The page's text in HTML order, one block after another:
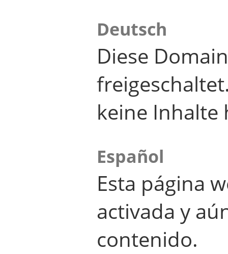
Deutsch
Diese
keine Inhalte
Español
Esta página
activada y
contenido.